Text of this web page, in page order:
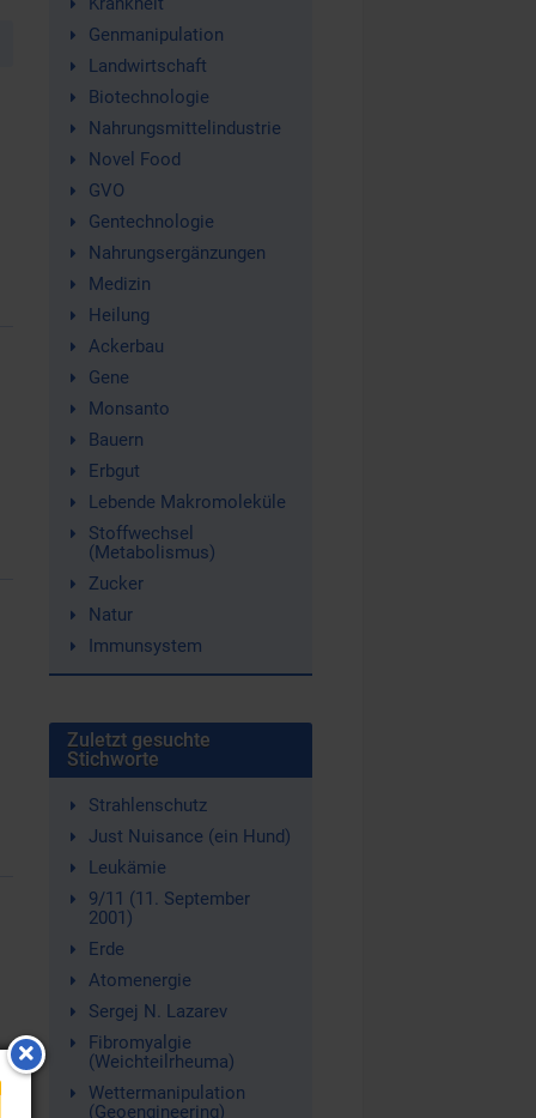
Genmanipulation
Landwirtschaft
Biotechnologie
Nahrungsmittelindustrie
Novel Food
GVO
Gentechnologie
Nahrungsergänzungen
Medizin
Heilung
Ackerbau
Gene
Monsanto
Bauern
Erbgut
Lebende Makromoleküle
Stoffwechsel
(Metabolismus)
Zucker
Natur
Immunsystem
Zuletzt gesuchte
Stichworte
Strahlenschutz
Just Nuisance (ein Hund)
Leukämie
9/11 (11. September
2001)
Erde
Atomenergie
Sergej N. Lazarev
Fibromyalgie
(Weichteilrheuma)
Wettermanipulation
(Geoengineering)